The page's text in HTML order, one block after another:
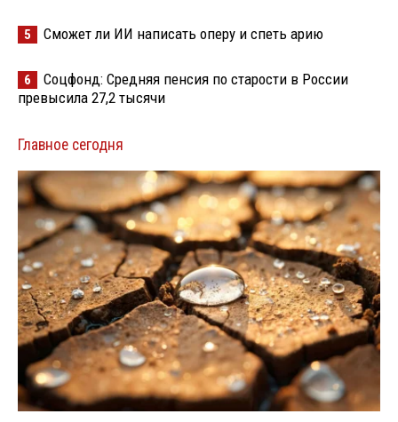
5 Сможет ли ИИ написать оперу и спеть арию
6
Соцфонд: Средняя пенсия по старости в России
превысила 27,2 тысячи
Главное сегодня